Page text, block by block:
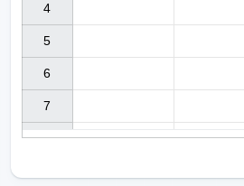
4
5
6
7